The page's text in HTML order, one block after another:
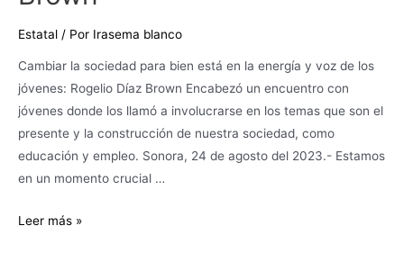
Estatal / Por Irasema blanco
Cambiar la sociedad para bien está en la energía y voz de los
jóvenes: Rogelio Díaz Brown Encabezó un encuentro con
jóvenes donde los llamó a involucrarse en los temas que son el
presente y la construcción de nuestra sociedad, como
educación y empleo. Sonora, 24 de agosto del 2023.- Estamos
en un momento crucial …
jóvenes:
Rogelio
Díaz
Brown
Leer más »